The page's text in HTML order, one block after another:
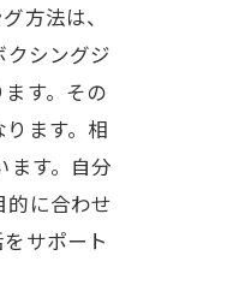
方法は、
シングジ
す。その
ます。相
ます。自分
的に合わせ
サポート